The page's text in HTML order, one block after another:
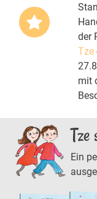
der
Tze
mit
Ein